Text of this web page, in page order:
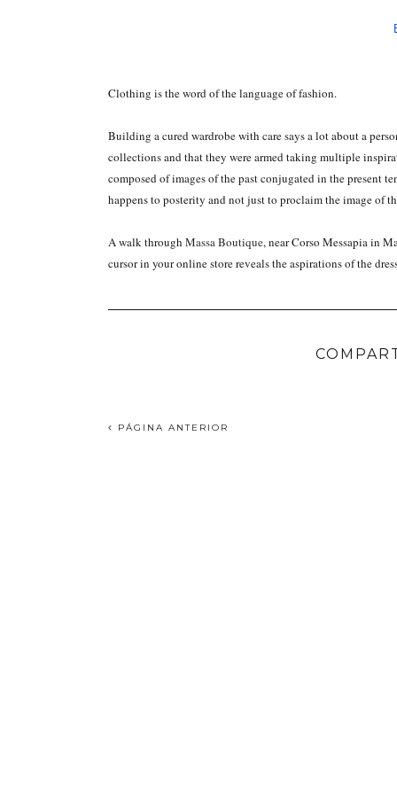
Clothing is the word of the language of fashion.
Building a cured wardrobe with care says a lot about a
collections and that they were armed taking multiple
composed of images of the past conjugated in the present
happens to posterity and not just to proclaim the image of
A walk through Massa Boutique, near Corso Messapia in
cursor in your online store reveals the aspirations of the
PÁGINA ANTERIOR